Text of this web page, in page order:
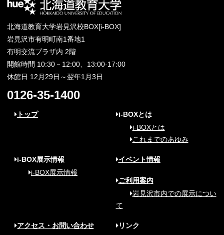
北海道教育大学岩見沢校BOX[i-BOX]
岩見沢市有明町南1番地1
有明交流プラザ内 2階
開館時間 10:30－12:00、13:00-17:00
休館日 12月29日～翌年1月3日
0126-35-1400
トップ
i-BOXとは
i-BOXとは
これまでのあゆみ
i-BOX展示情報
i-BOX展示情報
イベント情報
ご利用案内
岩見沢市内での展示につい
て
アクセス・お問い合わせ
リンク